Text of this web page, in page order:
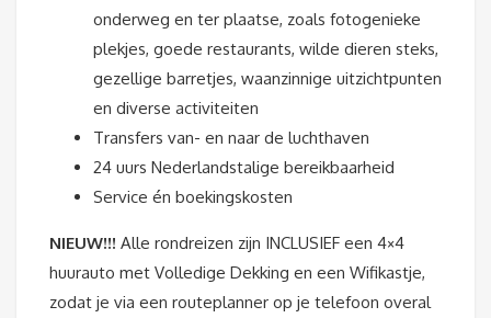
onderweg en ter plaatse, zoals fotogenieke
plekjes, goede restaurants, wilde dieren steks,
gezellige barretjes, waanzinnige uitzichtpunten
en diverse activiteiten
Transfers van- en naar de luchthaven
24 uurs Nederlandstalige bereikbaarheid
Service én boekingskosten
NIEUW!!! Alle rondreizen zijn INCLUSIEF een 4×4
huurauto met Volledige Dekking en een Wifikastje,
zodat je via een routeplanner op je telefoon overal